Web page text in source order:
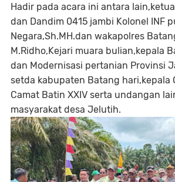
Hadir pada acara ini antara lain,ketua
dan Dandim 0415 jambi Kolonel INF
Negara,Sh.MH.dan wakapolres
M.Ridho,Kejari muara bulian,kepala
dan Modernisasi pertanian Provinsi
setda kabupaten Batang hari,kepala
Camat Batin XXIV serta undangan
masyarakat desa Jelutih.